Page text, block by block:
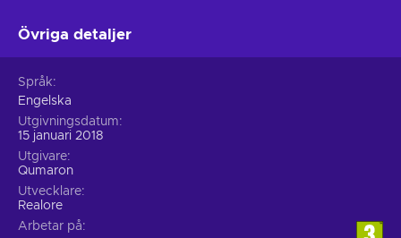
Övriga detaljer
Språk
Engelska
Utgivningsdatum
15 januari 2018
Utgivare
Qumaron
Utvecklare
Realore
Arbetar på